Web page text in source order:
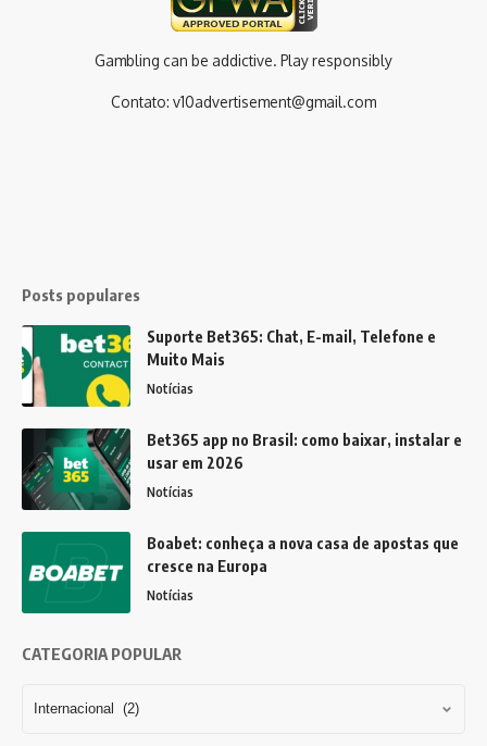
Gambling can be addictive. Play responsibly
Contato: v10advertisement@gmail.com
Posts populares
Suporte Bet365: Chat, E-mail, Telefone e
Muito Mais
Notícias
Bet365 app no Brasil: como baixar, instalar e
usar em 2026
Notícias
Boabet: conheça a nova casa de apostas que
cresce na Europa
Notícias
CATEGORIA POPULAR